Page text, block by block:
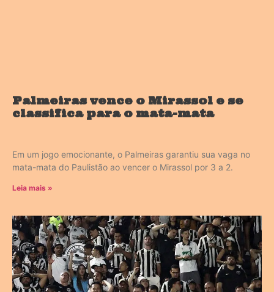
Palmeiras vence o Mirassol e se
classifica para o mata-mata
Em um jogo emocionante, o Palmeiras garantiu sua vaga no
mata-mata do Paulistão ao vencer o Mirassol por 3 a 2.
Leia mais »